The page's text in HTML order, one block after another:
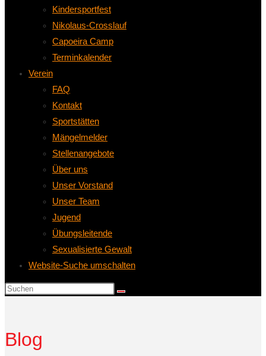
Kindersportfest
Nikolaus-Crosslauf
Capoeira Camp
Terminkalender
Verein
FAQ
Kontakt
Sportstätten
Mängelmelder
Stellenangebote
Über uns
Unser Vorstand
Unser Team
Jugend
Übungsleitende
Sexualisierte Gewalt
Website-Suche umschalten
Blog